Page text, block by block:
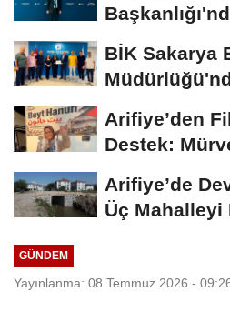
Büyük...
BİK Sakarya
Arifiye’den
Destek:
Arifiye’de
Üç Mahalleyi
GÜNDEM
Yayınlanma: 08 Temmuz 2026 -